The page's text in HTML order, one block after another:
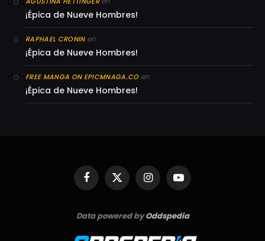
¡Épica de Nueve Hombres!
RAPHAEL CRONINen
¡Épica de Nueve Hombres!
FREE MANGA ON EPICMNAGA.COen
¡Épica de Nueve Hombres!
Facebook
X
(Twitter)
InstagramYouTube
Data powered byOddspedia